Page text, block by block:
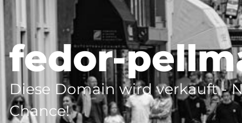
fedor-
Diese Domain wird verkauft -
Chance!